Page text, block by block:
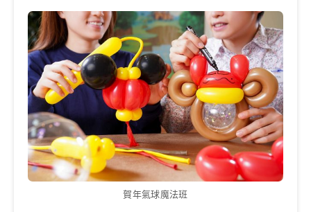
賀年氣球魔法班